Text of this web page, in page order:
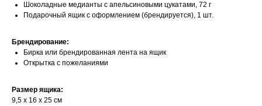
Шоколадные медианты с апельсиновыми цукатами, 72 г
Подарочный ящик с оформлением (брендируется), 1 шт.
Брендирование:
Бирка или брендированная лента на ящик
Открытка с пожеланиями
Размер ящика:
9,5 х 16 х 25 см